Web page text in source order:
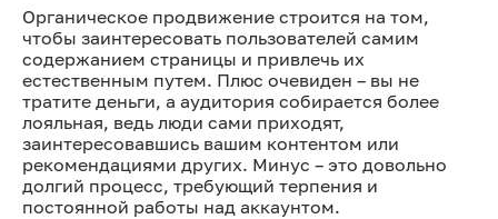
Органическое продвижение строится на том,
чтобы заинтересовать пользователей самим
содержанием страницы и привлечь их
естественным путем. Плюс очевиден – вы не
тратите деньги, а аудитория собирается более
лояльная, ведь люди сами приходят,
заинтересовавшись вашим контентом или
рекомендациями других. Минус – это довольно
долгий процесс, требующий терпения и
постоянной работы над аккаунтом.